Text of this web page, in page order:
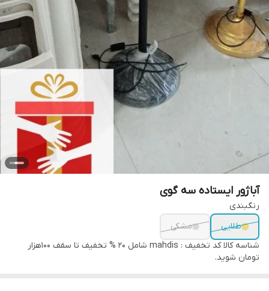
آباژور ایستاده سه گوی
رنگبندی
طلایی
مشکی
شناسه کالا
کد تخفیف : mahdis شامل 20 % تخفیف تا سقف 100هزار
تومان شوید.